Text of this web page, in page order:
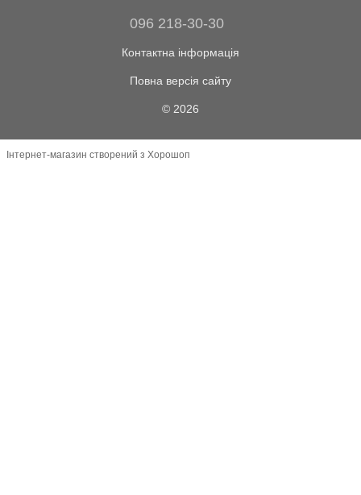
096 218-30-30
Контактна інформація
Повна версія сайту
© 2026
Інтернет-магазин створений з Хорошоп